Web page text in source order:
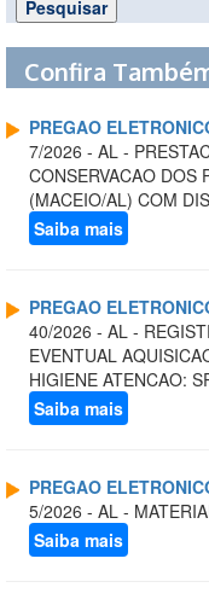
Confira
PREGAO
7/2026 - AL -
CONSERVACAO DOS
(MACEIO/AL) COM
Saiba mais
PREGAO
40/2026 - AL -
EVENTUAL
HIGIENE ATENCAO:
Saiba mais
PREGAO
5/2026 - AL -
Saiba mais